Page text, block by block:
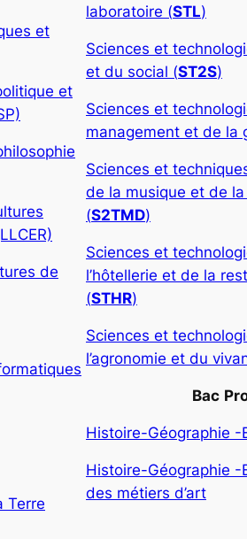
et
et
de
Terre
laboratoire (STL)
Sciences et
et du social (ST2S)
Sciences et
management et de la
Sciences et
de la musique et de
(S2TMD)
Sciences et
l’hôtellerie et de la
(STHR)
Sciences et
l’agronomie et du
Bac
Histoire-Géographie -
Histoire-Géographie -
des métiers d’art